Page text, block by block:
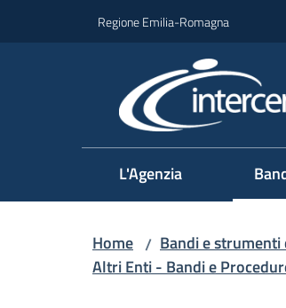
Regione Emilia-Romagna
L'Agenzia
Home / Bandi e strumenti
Altri Enti - Bandi e